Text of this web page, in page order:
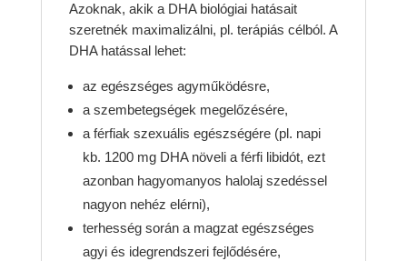
Azoknak, akik a DHA biológiai hatásait
szeretnék maximalizálni, pl. terápiás célból. A
DHA hatással lehet:
az egészséges agyműködésre,
a szembetegségek megelőzésére,
a férfiak szexuális egészségére (pl. napi
kb. 1200 mg DHA növeli a férfi libidót, ezt
azonban hagyomanyos halolaj szedéssel
nagyon nehéz elérni),
terhesség során a magzat egészséges
agyi és idegrendszeri fejlődésére,